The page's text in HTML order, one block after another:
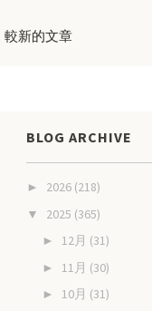
較新的文章
BLOG ARCHIVE
► 2026 (218)
▼ 2025 (365)
► 12月 (31)
► 11月 (30)
► 10月 (31)